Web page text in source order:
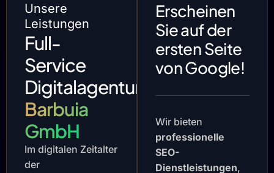
Unsere
Leistungen
Full-
Service
Digitalagentur
Barbuia
GmbH
Im digitalen Zeitalter
der
Erscheinen
Sie auf der
ersten Seite
von Google!
Wir bieten
professionelle
SEO-
Dienstleistungen,